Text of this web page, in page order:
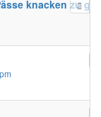
knacken zu